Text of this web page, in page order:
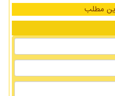
مطلب